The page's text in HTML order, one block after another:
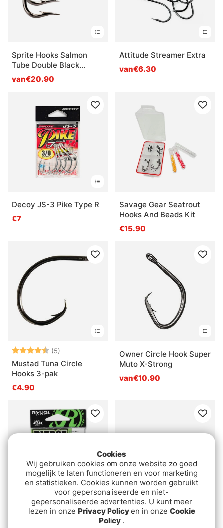
Sprite Hooks Salmon
Tube Double Black
S1960 10-pack
van€20.90
Attitude Streamer Extra
van€6.30
Decoy JS-3 Pike Type R
€7
Savage Gear Seatrout
Hooks And Beads Kit
€15.90
Beoordeling:
(5)
Mustad Tuna Circle
Hooks 3-pak
€4.90
Owner Circle Hook Super
Muto X-Strong
van€10.90
Ryugi Pierce Hook TC
Ahrex PR374 - 90
Degree Bent Jig
Cookies
Wij gebruiken cookies om onze website zo goed
mogelijk te laten functioneren en voor marketing
en statistieken. Cookies kunnen worden gebruikt
voor gepersonaliseerde en niet-
gepersonaliseerde advertenties. U kunt meer
lezen in onze Privacy Policyen in onze Cookie
Policy .